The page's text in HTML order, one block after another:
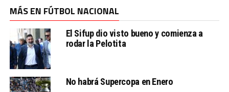
MÁS EN FÚTBOL NACIONAL
El Sifup dio visto bueno y comienza a
rodar la Pelotita
No habrá Supercopa en Enero